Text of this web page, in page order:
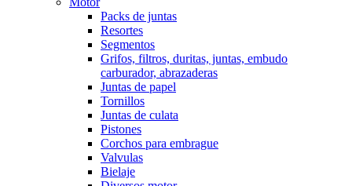
Packs de juntas
Resortes
Segmentos
Grifos, filtros, duritas, juntas, embudo
carburador, abrazaderas
Juntas de papel
Tornillos
Juntas de culata
Pistones
Corchos para embrague
Valvulas
Bielaje